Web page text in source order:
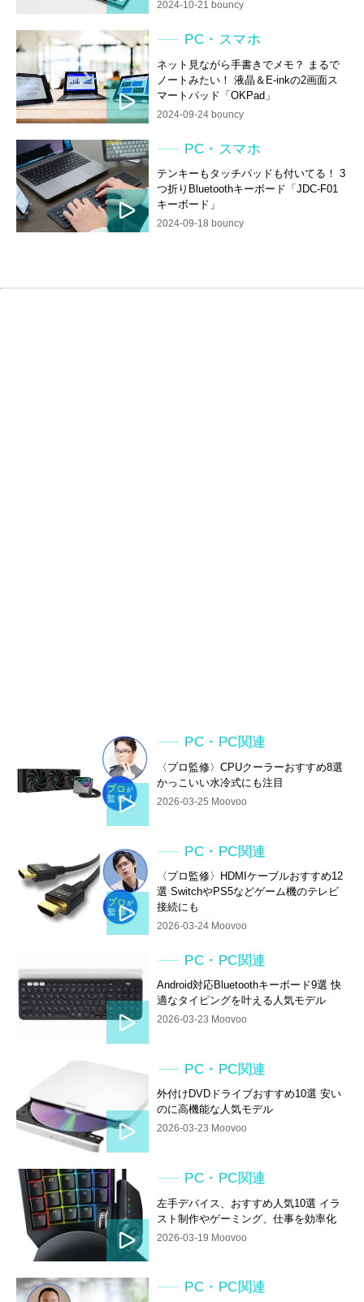
2024-10-21 bouncy
PC・スマホ
ネット見ながら手書きでメモ？ まるで
ノートみたい！ 液晶＆E-inkの2画面ス
マートパッド「OKPad」
2024-09-24 bouncy
PC・スマホ
テンキーもタッチパッドも付いてる！ 3
つ折りBluetoothキーボード「JDC-F01
キーボード」
2024-09-18 bouncy
PC・PC関連
〈プロ監修〉CPUクーラーおすすめ8選
かっこいい水冷式にも注目
2026-03-25 Moovoo
PC・PC関連
〈プロ監修〉HDMIケーブルおすすめ12
選 SwitchやPS5などゲーム機のテレビ
接続にも
2026-03-24 Moovoo
PC・PC関連
Android対応Bluetoothキーボード9選 快
適なタイピングを叶える人気モデル
2026-03-23 Moovoo
PC・PC関連
外付けDVDドライブおすすめ10選 安い
のに高機能な人気モデル
2026-03-23 Moovoo
PC・PC関連
左手デバイス、おすすめ人気10選 イラ
スト制作やゲーミング、仕事を効率化
2026-03-19 Moovoo
PC・PC関連